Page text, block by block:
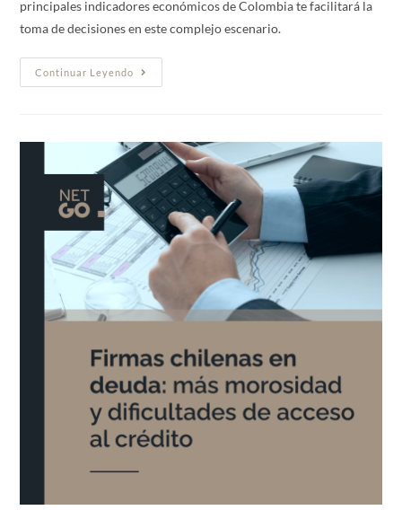
principales indicadores económicos de Colombia te facilitará la
toma de decisiones en este complejo escenario.
Continuar Leyendo